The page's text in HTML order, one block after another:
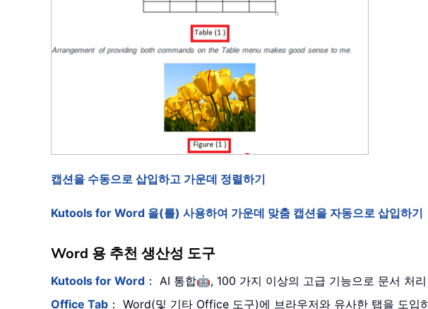
캡션을 수동으로 삽입하고 가운데 정렬하기
Kutools for Word 을(를) 사용하여 가운데 맞춤 캡션을 자동으로 삽입하기
Word 용 추천 생산성 도구
Kutools for Word ： AI 통합🤖, 100 가지 이상의 고급 기능으로 문서 처
Office Tab ： Word(및 기타 Office 도구)에 브라우저와 유사한 탭을 도입